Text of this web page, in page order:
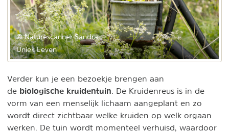
© Naturescanner Sandra
Uniek Leven
Verder kun je een bezoekje brengen aan
de biologische kruidentuin . De Kruidenreus is in de
vorm van een menselijk lichaam aangeplant en zo
wordt direct zichtbaar welke kruiden op welk orgaan
werken. De tuin wordt momenteel verhuisd, waardoor